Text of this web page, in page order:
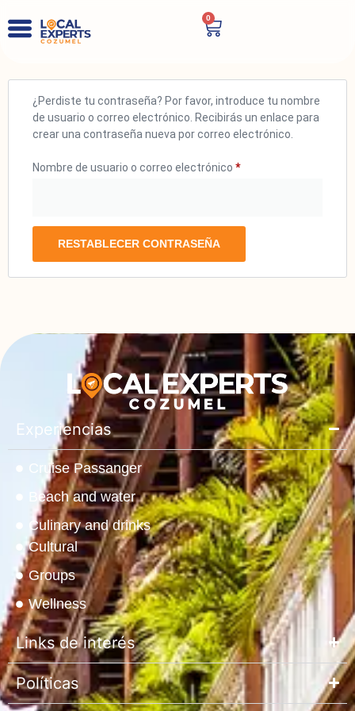
0
¿Perdiste tu contraseña? Por favor, introduce tu nombre
de usuario o correo electrónico. Recibirás un enlace para
crear una contraseña nueva por correo electrónico.
Nombre de usuario o correo electrónico *
RESTABLECER CONTRASEÑA
Experiencias
Cruise Passanger
Beach and water
Culinary and drinks
Cultural
Groups
Wellness
Links de interés
Políticas